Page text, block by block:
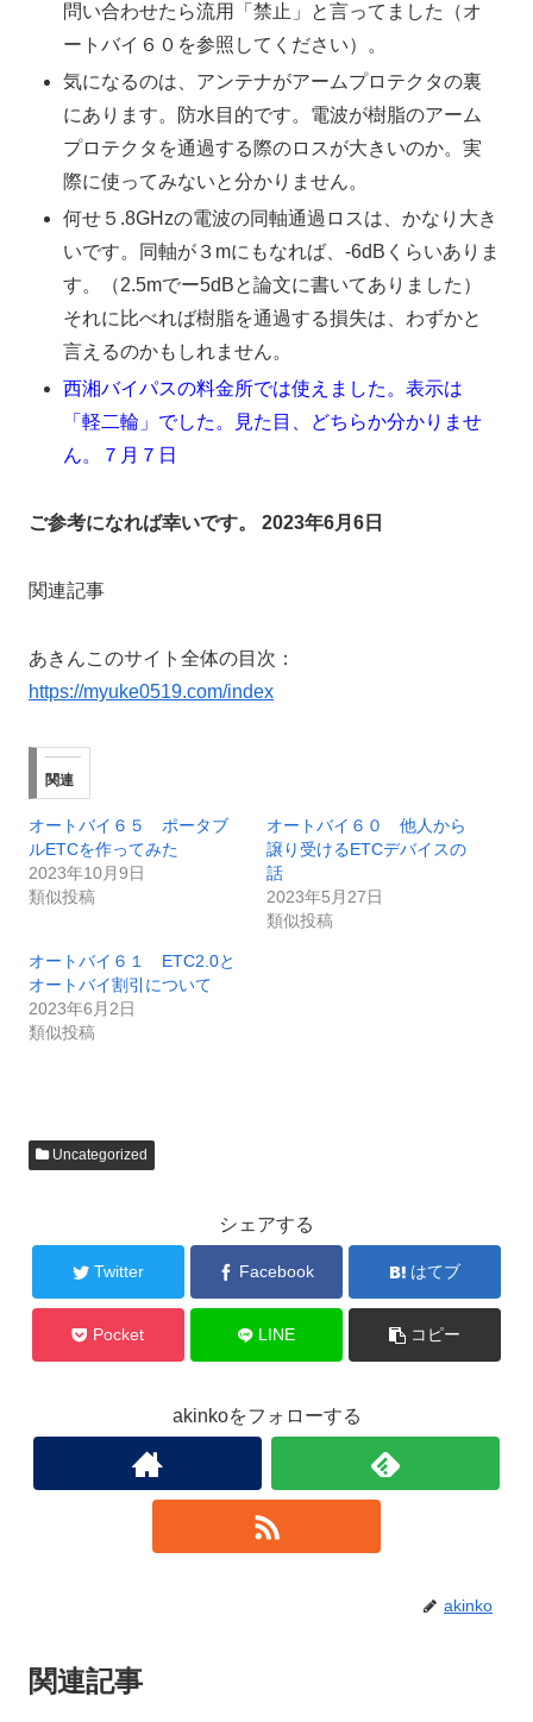
問い合わせたら流用「禁止」と言ってました（オ
ートバイ６０を参照してください）。
気になるのは、アンテナがアームプロテクタの裏
にあります。防水目的です。電波が樹脂のアーム
プロテクタを通過する際のロスが大きいのか。実
際に使ってみないと分かりません。
何せ５.8GHzの電波の同軸通過ロスは、かなり大き
いです。同軸が３mにもなれば、-6dBくらいありま
す。（2.5mでー5dBと論文に書いてありました）
それに比べれば樹脂を通過する損失は、わずかと
言えるのかもしれません。
西湘バイパスの料金所では使えました。表示は
「軽二輪」でした。見た目、どちらか分かりませ
ん。
７月７日
ご参考になれば幸いです。 2023年6月6日
関連記事
あきんこのサイト全体の目次：
https://myuke0519.com/index
関連
オートバイ６５ ポータブ
ルETCを作ってみた
2023年10月9日
類似投稿
オートバイ６０ 他人から
譲り受けるETCデバイスの
話
2023年5月27日
類似投稿
オートバイ６１ ETC2.0と
オートバイ割引について
2023年6月2日
類似投稿
Uncategorized
シェアする
Twitter Facebook はてブ
Pocket LINE コピー
akinkoをフォローする
akinko
関連記事